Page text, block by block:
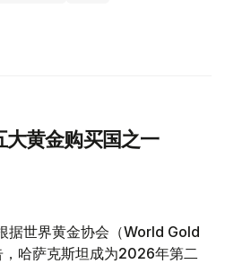
黄金购买国之一
据世界黄金协会（World Gold
哈萨克斯坦成为2026年第二